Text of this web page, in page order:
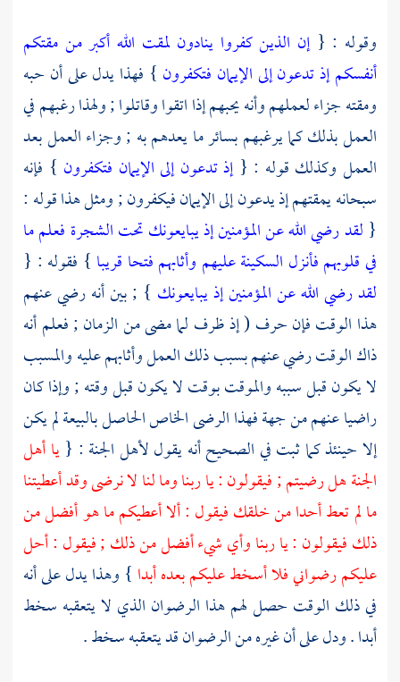
وقوله : {إن الذين كفروا ينادون لمقت الله أكبر من مقتكم
أنفسكم إذ تدعون إلى الإيمان فتكفرون } فهذا يدل على أن حبه
ومقته جزاء لعملهم وأنه يحبهم إذا اتقوا وقاتلوا ; ولهذا رغبهم في
العمل بذلك كما يرغبهم بسائر ما يعدهم به ; وجزاء العمل بعد
العمل وكذلك قوله : {إذ تدعون إلى الإيمان فتكفرون } فإنه
سبحانه يمقتهم إذ يدعون إلى الإيمان فيكفرون ; ومثل هذا قوله :
{ لقد رضي الله عن المؤمنين إذ يبايعونك تحت الشجرة فعلم ما
في قلوبهم فأنزل السكينة عليهم وأثابهم فتحا قريبا } فقوله : {
لقد رضي الله عن المؤمنين إذ يبايعونك } ; بين أنه رضي عنهم
هذا الوقت فإن حرف ( إذ ظرف لما مضى من الزمان ; فعلم أنه
ذاك الوقت رضي عنهم بسبب ذلك العمل وأثابهم عليه والمسبب
لا يكون قبل سببه والموقت بوقت لا يكون قبل وقته ; وإذا كان
راضيا عنهم من جهة فهذا الرضى الخاص الحاصل بالبيعة لم يكن
إلا حينئذ كما ثبت في الصحيح أنه يقول لأهل الجنة : {يا أهل
الجنة هل رضيتم ; فيقولون : يا ربنا وما لنا لا نرضى وقد أعطيتنا
ما لم تعط أحدا من خلقك فيقول : ألا أعطيكم ما هو أفضل من
ذلك فيقولون : يا ربنا وأي شيء أفضل من ذلك ; فيقول : أحل
عليكم رضواني فلا أسخط عليكم بعده أبدا } وهذا يدل على أنه
في ذلك الوقت حصل لهم هذا الرضوان الذي لا يتعقبه سخط
أبدا . ودل على أن غيره من الرضوان قد يتعقبه سخط .